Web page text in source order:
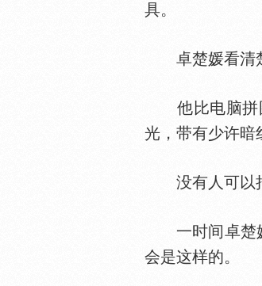
具。
卓楚媛看清楚
他比电脑拼图
光，带有少许暗
没有人可以
一时间卓楚媛
会是这样的。